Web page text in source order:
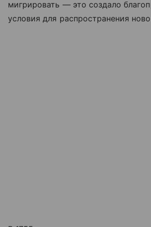
мигрировать — это создало
условия для распространения